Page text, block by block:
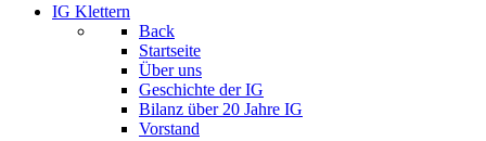
IG Klettern
Back
Startseite
Über uns
Geschichte der IG
Bilanz über 20 Jahre IG
Vorstand